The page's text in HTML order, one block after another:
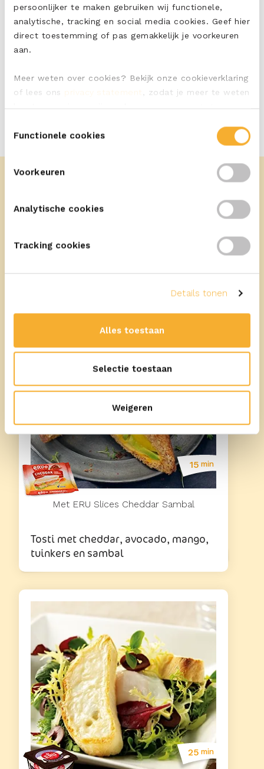
persoonlijker te maken gebruiken wij functionele,
analytische, tracking en social media cookies. Geef hier
direct toestemming of pas gemakkelijk je voorkeuren
aan.
Meer weten over cookies? Bekijk onze cookieverklaring
of lees ons privacy statement
, zodat je meer te weten
Functionele cookies
Voorkeuren
Analytische cookies
Tracking cookies
Details tonen
Alles toestaan
Selectie toestaan
Weigeren
Meer recepten
15 min
Met ERU Slices Cheddar Sambal
Tosti met cheddar, avocado, mango,
tuinkers en sambal
25 min